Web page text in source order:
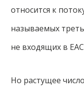
относится к
называемых
не входящих в
Но растущее